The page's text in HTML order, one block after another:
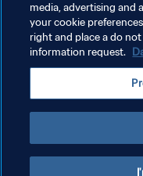
DATENSCHUTZ
NUTZUNGSBEDINGUNGEN
COOKIE-EINSTELLUNGEN
Copyright © 1994 - 2026 FIFA. Alle
media, advertising and
your cookie
right and place a do
information request.